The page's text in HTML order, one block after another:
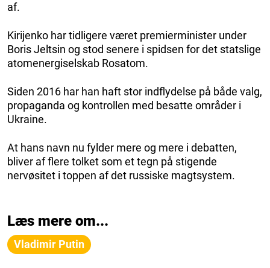
af.
Kirijenko har tidligere været premierminister under
Boris Jeltsin og stod senere i spidsen for det statslige
atomenergiselskab Rosatom.
Siden 2016 har han haft stor indflydelse på både valg,
propaganda og kontrollen med besatte områder i
Ukraine.
At hans navn nu fylder mere og mere i debatten,
bliver af flere tolket som et tegn på stigende
nervøsitet i toppen af det russiske magtsystem.
Læs mere om...
Vladimir Putin